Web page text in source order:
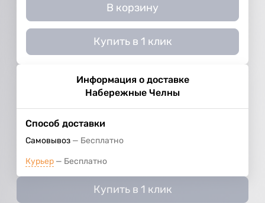
В корзину
Купить в 1 клик
Информация о доставке
Набережные Челны
Способ доставки
Самовывоз Бесплатно
Курьер Бесплатно
Купить в 1 клик